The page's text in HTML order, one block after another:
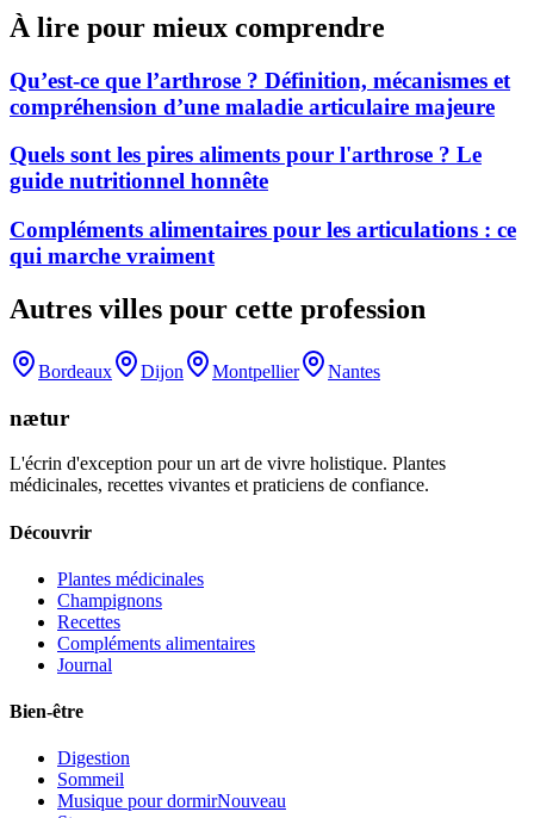
À lire pour mieux comprendre
Qu’est-ce que l’arthrose ? Définition, mécanismes et
compréhension d’une maladie articulaire majeure
Quels sont les pires aliments pour l'arthrose ? Le
guide nutritionnel honnête
Compléments alimentaires pour les articulations : ce
qui marche vraiment
Autres villes pour cette profession
Bordeaux Dijon Montpellier Nantes
nætur
L'écrin d'exception pour un art de vivre holistique. Plantes
médicinales, recettes vivantes et praticiens de confiance.
Découvrir
Plantes médicinales
Champignons
Recettes
Compléments alimentaires
Journal
Bien-être
Digestion
Sommeil
Musique pour dormirNouveau